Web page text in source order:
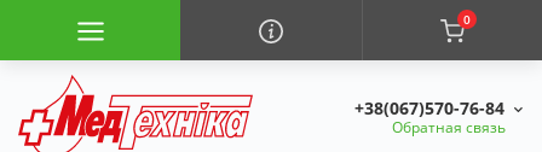
0
+38(067)570-76-84
Обратная связь